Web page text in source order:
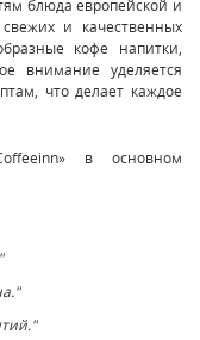
блюда европейской и
и качественных
кофе напитки,
внимание уделяется
что делает каждое
в основном